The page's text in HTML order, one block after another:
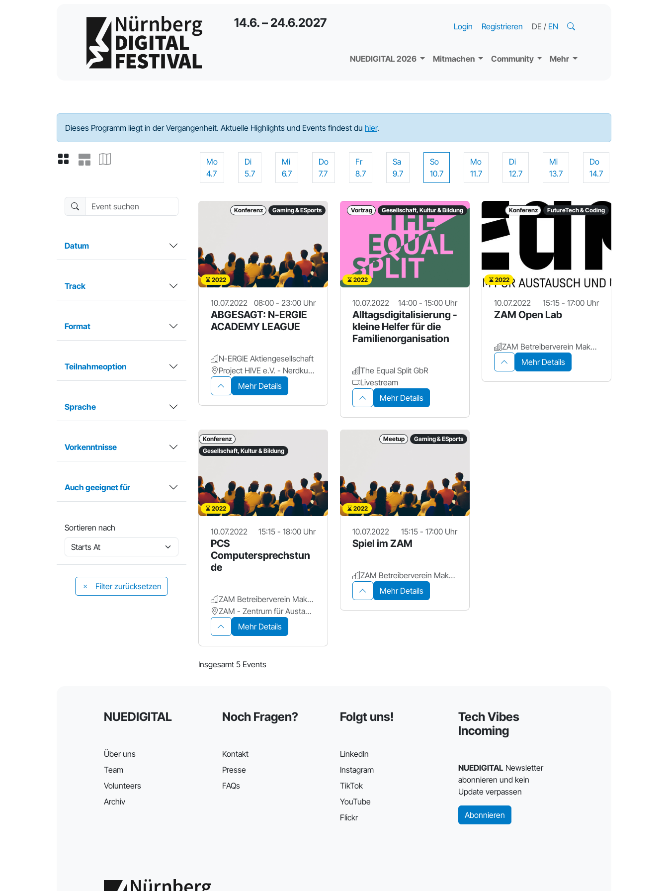
14.6. – 24.6.2027
NUEDIGITAL 2026 Mitmachen Community Mehr
Login Registrieren DE / EN
Programm - 2022
Dieses Programm liegt in der Vergangenheit. Aktuelle Highlights und Events findest du hier.
Event suchen
Datum
Track
Format
Teilnahmeoption
Sprache
Vorkenntnisse
Auch geeignet für
Sortieren nach
Filter zurücksetzen
Mo
4.7
Di
5.7
Mi
6.7
Do
7.7
Fr
8.7
Sa
9.7
So
10.7
Mo
11.7
Di
12.7
Mi
13.7
Do
14.7
Konferenz Gaming & ESports
2022
10.07.2022 08:00 - 23:00 Uhr
ABGESAGT: N-ERGIE
ACADEMY LEAGUE
N-ERGIE Aktiengesellschaft
Project HIVE e.V. - Nerdkultur Zentrum
Mehr Details
Vortrag Gesellschaft, Kultur & Bildung
2022
10.07.2022 14:00 - 15:00 Uhr
Alltagsdigitalisierung -
kleine Helfer für die
Familienorganisation
The Equal Split GbR
Livestream
Mehr Details
Konferenz FutureTech & Coding
2022
10.07.2022 15:15 - 17:00 Uhr
ZAM Open Lab
ZAM Betreiberverein Makerspace+ für Erlangen
Mehr Details
Konferenz
Gesellschaft, Kultur & Bildung
2022
10.07.2022 15:15 - 18:00 Uhr
PCS
Computersprechstun
de
ZAM Betreiberverein Makerspace+ für Erlangen
ZAM - Zentrum für Austausch und Machen
Mehr Details
Meetup Gaming & ESports
2022
10.07.2022 15:15 - 17:00 Uhr
Spiel im ZAM
ZAM Betreiberverein Makerspace+ für Erlangen
Mehr Details
Insgesamt 5 Events
NUEDIGITAL
Über uns
Team
Volunteers
Archiv
Noch Fragen?
Kontakt
Presse
FAQs
Folgt uns!
LinkedIn
Instagram
TikTok
YouTube
Flickr
Tech Vibes
Incoming
NUEDIGITALNewsletter
abonnieren und kein
Update verpassen
Abonnieren